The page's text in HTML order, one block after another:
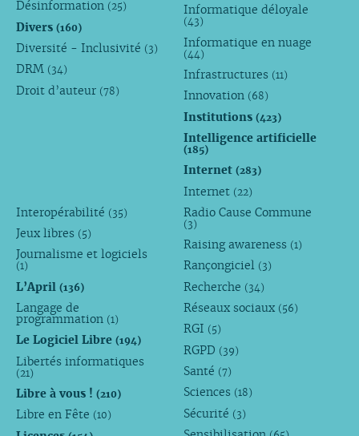
Désinformation (25)
Divers (160)
Diversité - Inclusivité (3)
DRM (34)
Droit d’auteur (78)
Informatique déloyale
(43)
Informatique en nuage
(44)
Infrastructures (11)
Innovation (68)
Institutions(423)
Intelligence artificielle
(185)
Internet(283)
Internet (22)
Interopérabilité (35)
Jeux libres (5)
Journalisme et logiciels
(1)
L’April (136)
Langage de
programmation (1)
Le Logiciel Libre (194)
Libertés informatiques
(21)
Libre à vous ! (210)
Libre en Fête (10)
Radio Cause Commune
(3)
Raising awareness (1)
Rançongiciel (3)
Recherche (34)
Réseaux sociaux (56)
RGI (5)
RGPD (39)
Santé (7)
Sciences (18)
Sécurité (3)